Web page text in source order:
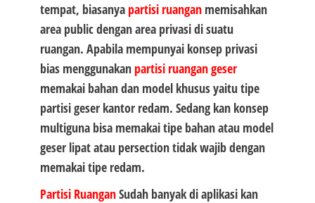
tempat, biasanya partisi ruanganmemisahkan
area public dengan area privasi di suatu
ruangan. Apabila mempunyai konsep privasi
bias menggunakan partisi ruangan geser
memakai bahan dan model khusus yaitu tipe
partisi geser kantor redam. Sedang kan konsep
multiguna bisa memakai tipe bahan atau model
geser lipat atau persection tidak wajib dengan
memakai tipe redam.
Partisi RuanganSudah banyak di aplikasi kan